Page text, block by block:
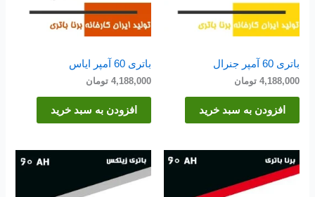
باتری 60 آمپر جنرال
4,188,000 تومان
افزودن به سبد خرید
باتری 60 آمپر ایاس
4,188,000 تومان
افزودن به سبد خرید